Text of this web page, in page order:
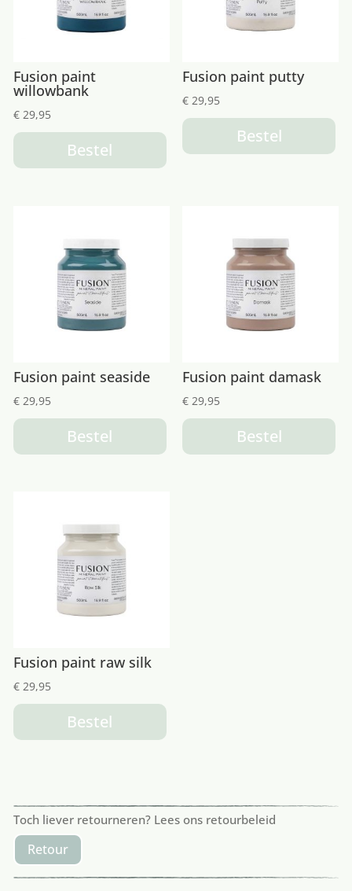
Fusion paint
willowbank
€29,95
Bestel
Fusion paint putty
€ 29,95
Bestel
Fusion paint seaside
€29,95
Bestel
Fusion paint damask
€ 29,95
Bestel
Fusion paint raw silk
€29,95
Bestel
Toch liever retourneren? Lees ons retourbeleid
Retour